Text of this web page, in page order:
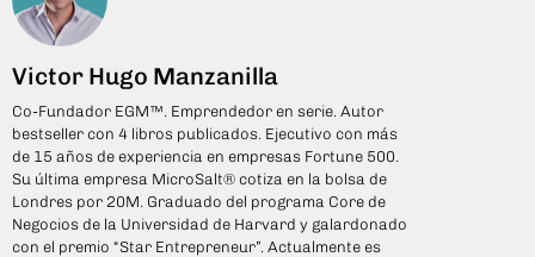
Victor Hugo Manzanilla
Co-Fundador EGM™. Emprendedor en serie. Autor
bestseller con 4 libros publicados. Ejecutivo con más
de 15 años de experiencia en empresas Fortune 500.
Su última empresa MicroSalt® cotiza en la bolsa de
Londres por 20M. Graduado del programa Core de
Negocios de la Universidad de Harvard y galardonado
con el premio “Star Entrepreneur”. Actualmente es